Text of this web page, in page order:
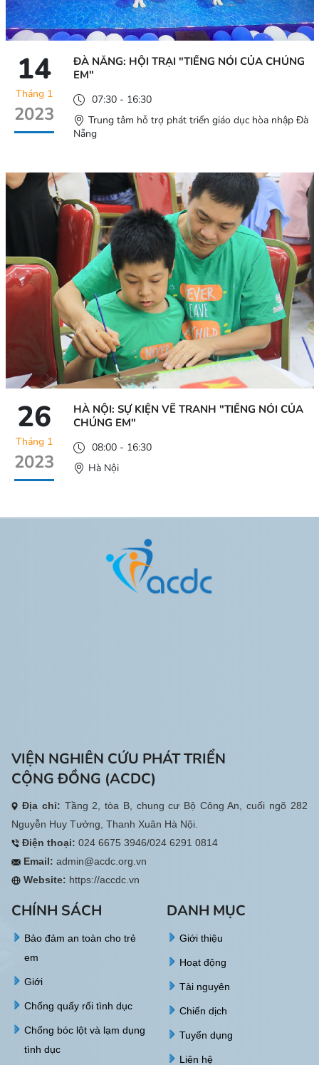
14
Tháng 1
2023
ĐÀ NẴNG: HỘI TRẠI "TIẾNG NÓI CỦA CHÚNG
EM"
07:30 - 16:30
Trung tâm hỗ trợ phát triển giáo dục hòa nhập Đà
Nẵng
26
Tháng 1
2023
HÀ NỘI: SỰ KIỆN VẼ TRANH "TIẾNG NÓI CỦA
CHÚNG EM"
08:00 - 16:30
Hà Nội
VIỆN NGHIÊN CỨU PHÁT TRIỂN
CỘNG ĐỒNG (ACDC)
Địa chỉ: Tầng 2, tòa B, chung cư Bộ Công An, cuối ngõ 282
Nguyễn Huy Tưởng, Thanh Xuân Hà Nội.
Điện thoại: 024 6675 3946/024 6291 0814
Email: admin@acdc.org.vn
Website: https://accdc.vn
CHÍNH SÁCH
Bảo đảm an toàn cho trẻ
em
Giới
Chống quấy rối tình dục
Chống bóc lột và lạm dụng
tình dục
DANH MỤC
Giới thiệu
Hoạt động
Tài nguyên
Chiến dịch
Tuyển dụng
Liên hệ